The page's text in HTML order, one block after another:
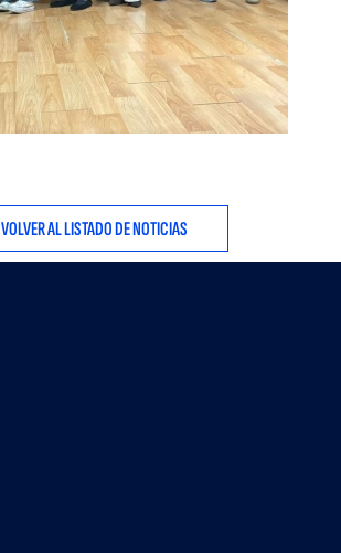
VOLVER AL LISTADO DE NOTICIAS